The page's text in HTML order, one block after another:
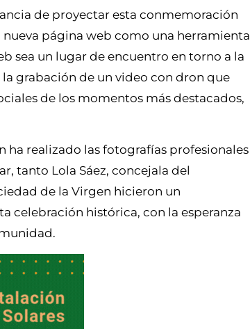
de proyectar esta conmemoración
página web como una herramienta
sea un lugar de encuentro en torno a la
la grabación de un video con dron que
de los momentos más destacados,
ha realizado las fotografías profesionales
tanto Lola Sáez, concejala del
de la Virgen hicieron un
celebración histórica, con la esperanza